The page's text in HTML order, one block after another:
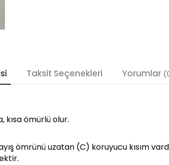
Taksit Seçenekleri Yorumlar
kısa ömürlü olur.
ömrünü uzatan (C) koruyucu kısım